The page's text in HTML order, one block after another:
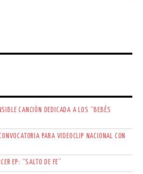
CANCIÓN DEDICADA A LOS “BEBÉS
PARA VIDEOCLIP NACIONAL CON
EP: “SALTO DE FE”